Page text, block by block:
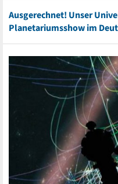
Ausgerechnet! Unser
Planetariumsshow im